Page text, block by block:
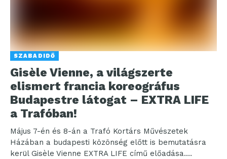
SZABADIDŐ
Gisèle Vienne, a világszerte
elismert francia koreográfus
Budapestre látogat – EXTRA LIFE
a Trafóban!
Május 7-én és 8-án a Trafó Kortárs Művészetek
Házában a budapesti közönség előtt is bemutatásra
kerül Gisèle Vienne EXTRA LIFE című előadása.